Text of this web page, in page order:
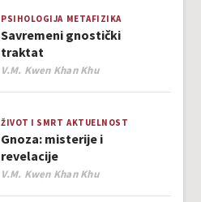
PSIHOLOGIJA METAFIZIKA
Savremeni gnostički
traktat
Author
V.M. Kwen Khan Khu
ŽIVOT I SMRT AKTUELNOST
Gnoza: misterije i
revelacije
Author
V.M. Kwen Khan Khu